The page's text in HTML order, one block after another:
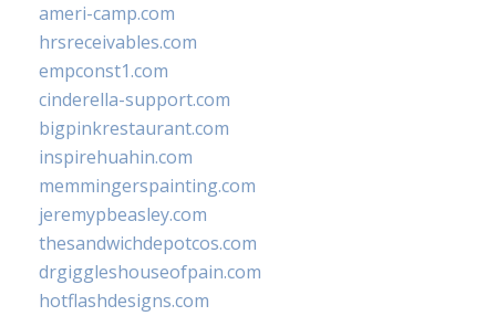
ameri-camp.com
hrsreceivables.com
empconst1.com
cinderella-support.com
bigpinkrestaurant.com
inspirehuahin.com
memmingerspainting.com
jeremypbeasley.com
thesandwichdepotcos.com
drgiggleshouseofpain.com
hotflashdesigns.com